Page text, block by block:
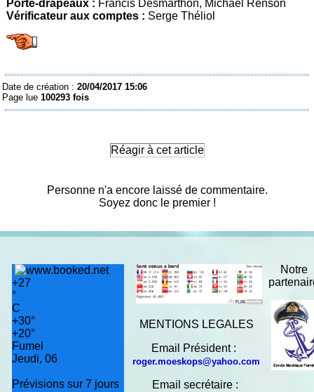
Porte-drapeaux : Francis Desmarthon, Michael Renson
Vérificateur aux comptes : Serge Théliol
Date de création :20/04/2017 15:06
Page lue100293 fois
Réagir à cet article
Personne n'a encore laissé de commentaire.
Soyez donc le premier !
+27
°
C
+30°
+20°
Fumel
Jeudi, 06
Prévisions sur 7 jours
MENTIONS LEGALES
Email Président :
roger.moeskops@yahoo.com
Email secrétaire :
Notre